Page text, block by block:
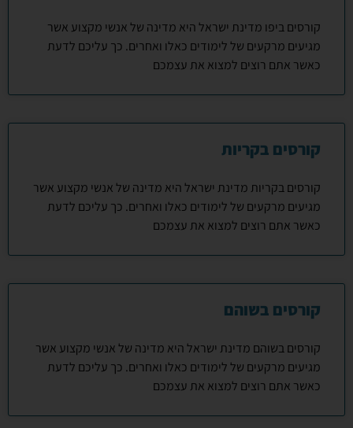
קורסים ביפו מדינת ישראל היא מדינה של אנשי מקצוע אשר
מגיעים מרקעים של לימודים כאלו ואחרים. כך עליכם לדעת
כאשר אתם רוצים למצוא את עצמכם
קורסים בקריות
קורסים בקריות מדינת ישראל היא מדינה של אנשי מקצוע אשר
מגיעים מרקעים של לימודים כאלו ואחרים. כך עליכם לדעת
כאשר אתם רוצים למצוא את עצמכם
קורסים בשוהם
קורסים בשוהם מדינת ישראל היא מדינה של אנשי מקצוע אשר
מגיעים מרקעים של לימודים כאלו ואחרים. כך עליכם לדעת
כאשר אתם רוצים למצוא את עצמכם